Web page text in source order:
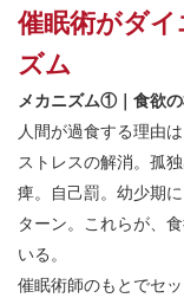
催眠術がダ
ズム
メカニズム①｜食欲
人間が過食する理由
ストレスの解消。孤
痺。自己罰。幼少期
ターン。これらが、
いる。
催眠術師のもとでセ